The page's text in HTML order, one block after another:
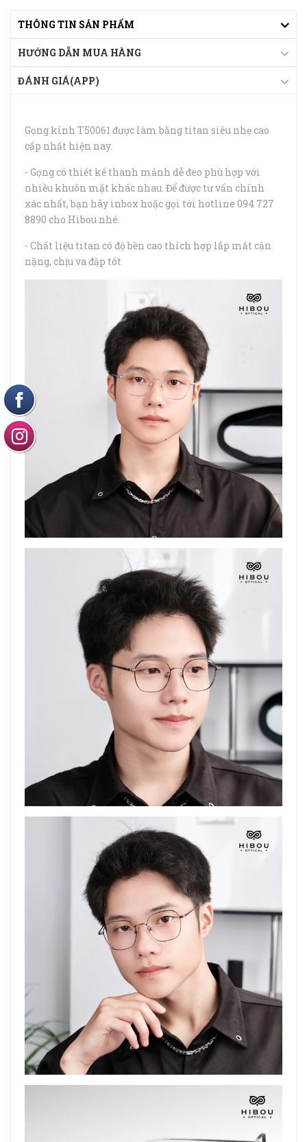
THÔNG TIN SẢN PHẨM
HƯỚNG DẪN MUA HÀNG
ĐÁNH GIÁ(APP)
Gọng kính T50061 được làm bằng titan siêu nhẹ cao
cấp nhất hiện nay.
- Gọng có thiết kế thanh mảnh dễ đeo phù hợp với
nhiều khuôn mặt khác nhau. Để được tư vấn chính
xác nhất, bạn hãy inbox hoặc gọi tới hotline 094 727
8890 cho Hibou nhé.
- Chất liệu titan có độ bền cao thích hợp lắp mắt cận
nặng, chịu va đập tốt